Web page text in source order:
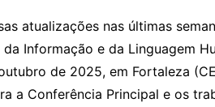
atualizações nas últimas
Informação e da Linguagem
de 2025, em Fortaleza
a Conferência Principal e os